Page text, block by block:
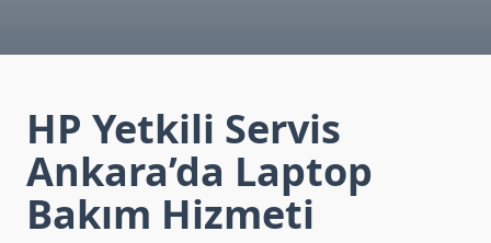
HP Yetkili Servis
Ankara’da Laptop
Bakım Hizmeti